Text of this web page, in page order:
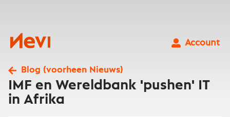
Nevi
Account
Blog (voorheen Nieuws)
IMF en Wereldbank 'pushen' IT
in Afrika